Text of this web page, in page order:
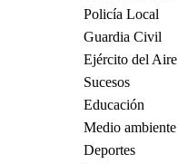
Policía Local
Guardia Civil
Ejército del Aire
Sucesos
Educación
Medio ambiente
Deportes